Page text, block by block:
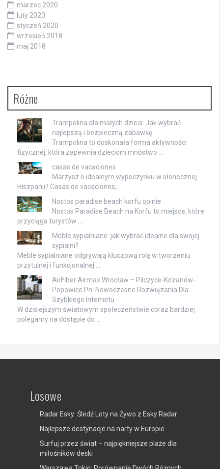
marzec 2020
luty 2020
styczeń 2020
wrzesień 2018
maj 2018
Różne
Trampolina dla małych dzieci: Jak wybrać
najlepszą i bezpieczną zabawkę
Trampolina to doskonała forma aktywności
fizycznej, która zapewnia dzieciom mnóstwo …
casas de vacaciones
Marzysz o idealnym wypoczynku w słonecznej
Hiszpanii? Casas de vacaciones, …
Nostos paradise beach korfu opinie
Nostos Paradise Beach na Korfu to miejsce, które
przyciąga turystów …
Meble sypialniane: jak wybrać idealne dla swojej
sypialni?
Meble sypialniane odgrywają kluczową rolę w tworzeniu
przytulnej i funkcjonalnej …
AirFiber Airmax Wrocław – Pilczyce-Kozanów-
Popowice Pn: Nowoczesne Rozwiązania Dla
Szybkiego Internetu
W dzisiejszym światowym społeczeństwie coraz bardziej
polegamy na dostępie do …
Losowe
Radar Esky: Śledź Loty na Żywo z Esky Radar
Najlepsze destynacje na narty w Europie
Surfuj przez świat – najpiękniejsze plaże dla
miłośników deski